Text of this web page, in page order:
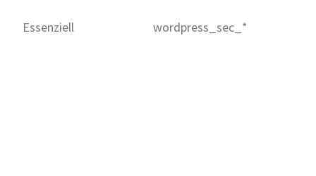
Essenziell wordpress_sec_*